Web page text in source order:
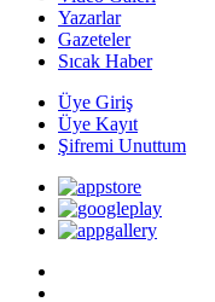
Yazarlar
Gazeteler
Sıcak Haber
Üye Giriş
Üye Kayıt
Şifremi Unuttum